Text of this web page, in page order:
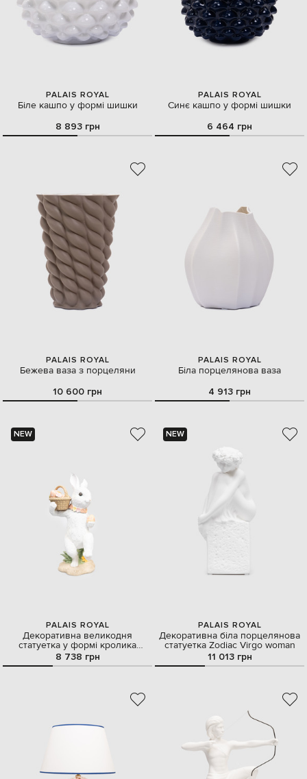
PALAIS ROYAL
Біле кашпо у формі шишки
8 893 грн
PALAIS ROYAL
Синє кашпо у формі шишки
6 464 грн
PALAIS ROYAL
Бежева ваза з порцеляни
10 600 грн
PALAIS ROYAL
Біла порцелянова ваза
4 913 грн
NEW
PALAIS ROYAL
Декоративна великодня
статуетка у формі кролика
кошиком
8 738 грн
NEW
PALAIS ROYAL
Декоративна біла порцелянова
статуетка Zodiac Virgo woman
11 013 грн